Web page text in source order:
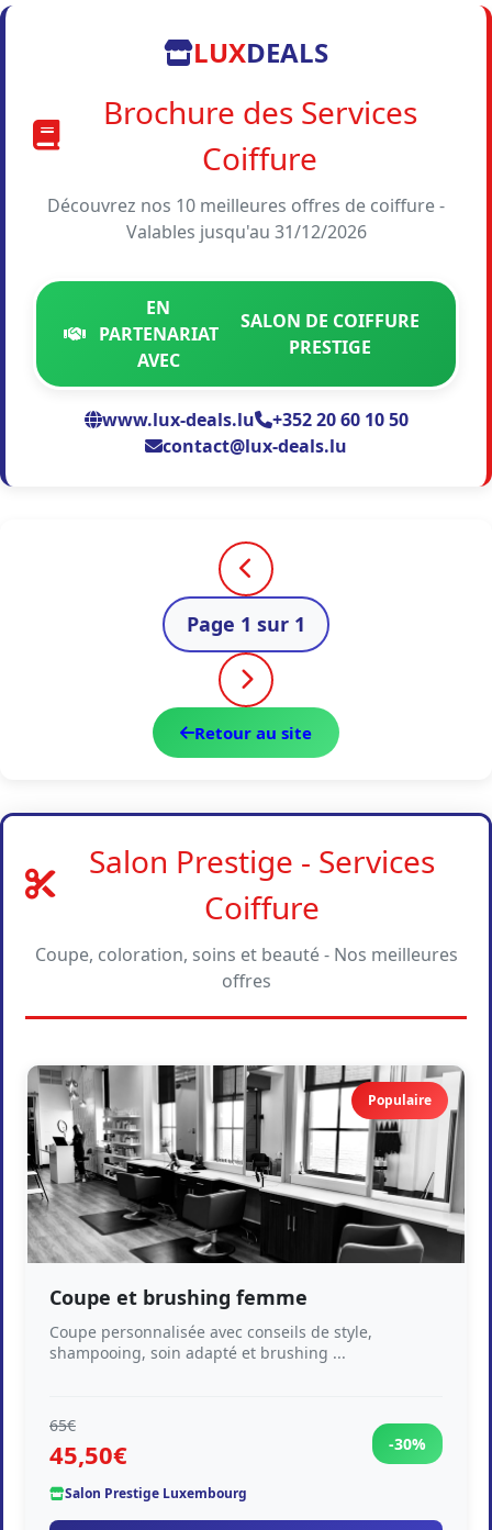
LUXDEALS
Brochure des Services
Coiffure
Découvrez nos 10 meilleures offres de coiffure -
Valables jusqu'au 31/12/2026
EN
PARTENARIAT
AVEC
SALON DE COIFFURE
PRESTIGE
www.lux-deals.lu
+352 20 60 10 50
contact@lux-deals.lu
Page 1 sur 1
Retour au site
Salon Prestige - Services
Coiffure
Coupe, coloration, soins et beauté - Nos meilleures
offres
Populaire
Coupe et brushing femme
Coupe personnalisée avec conseils de style,
shampooing, soin adapté et brushing ...
65€
45,50€ -30%
Salon Prestige Luxembourg